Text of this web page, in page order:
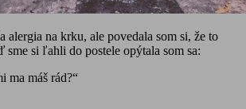
alergia na krku, ale povedala som si, že to
sme si ľahli do postele opýtala som sa:
ma máš rád?“